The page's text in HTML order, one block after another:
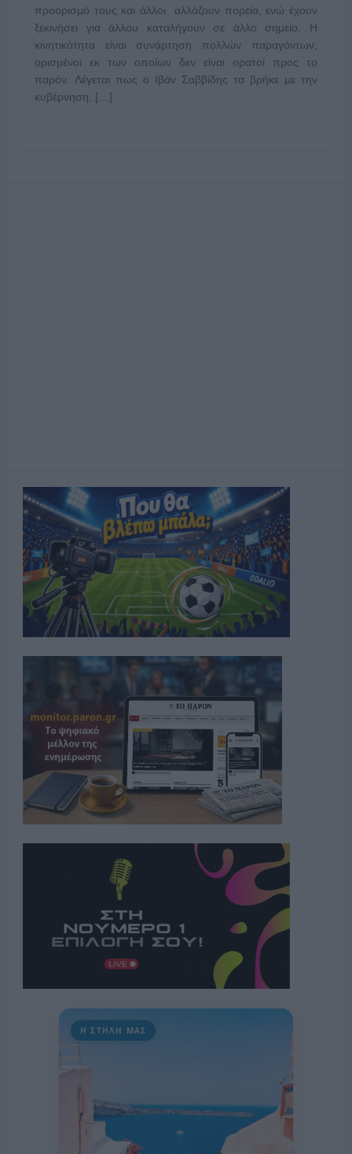
προορισμό τους και άλλοι αλλάζουν πορεία, ενώ έχουν
ξεκινήσει για άλλου καταλήγουν σε άλλο σημείο. Η
κινητικότητα είναι συνάρτηση πολλών παραγόντων,
ορισμένοι εκ των οποίων δεν είναι ορατοί προς το
παρόν. Λέγεται πως ο Ιβάν Σαββίδης τα βρήκε με την
κυβέρνηση, […]
Η ΣΤΗΛΗ ΜΑΣ